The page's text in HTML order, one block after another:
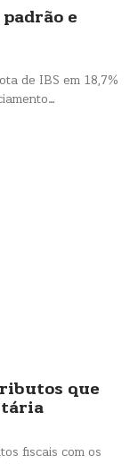
e
de IBS em 18,7%
que
fiscais com os